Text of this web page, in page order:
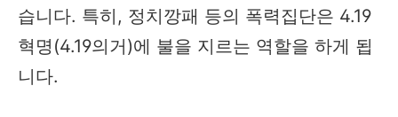
습니다. 특히, 정치깡패 등의 폭력집단은 4.19
혁명(4.19의거)에 불을 지르는 역할을 하게 됩
니다.